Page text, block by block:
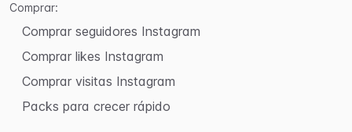
Comprar:
Comprar seguidores Instagram
Comprar likes Instagram
Comprar visitas Instagram
Packs para crecer rápido